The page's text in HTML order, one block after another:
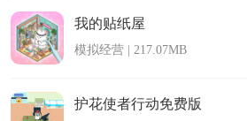
​我的贴纸屋
模拟经营 | 217.07MB
护花使者行动免费版